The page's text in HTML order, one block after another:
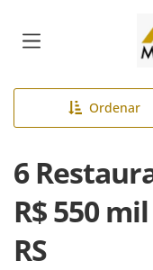
Ordenar
6
R$ 550
RS